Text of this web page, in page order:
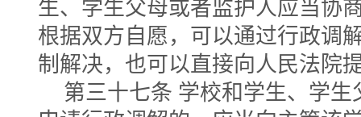
生、学生父母或者监护人应当协
根据双方自愿，可以通过行政调
制解决，也可以直接向人民法院
第三十七条 学校和学生、学